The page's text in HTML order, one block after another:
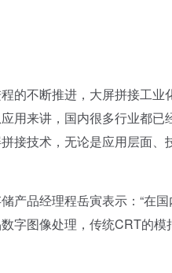
的不断推进，大屏拼接工业
用来讲，国内很多行业都已
接技术，无论是应用层面、
品经理程岳寅表示：“在国
字图像处理，传统CRT的模